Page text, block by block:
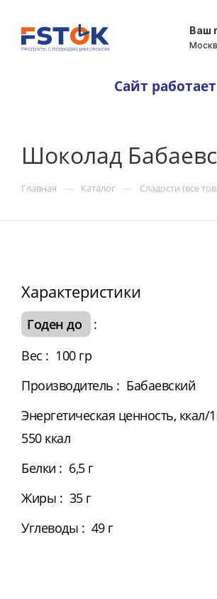
Ваш
Сайт
Шоколад
Главная — Каталог — Сладости (все
Характеристики
Годен до
:
Вес : 100 гр
Производитель : Бабаевский
Энергетическая ценность, ккал/
550 ккал
Белки : 6,5 г
Жиры : 35 г
Углеводы : 49 г